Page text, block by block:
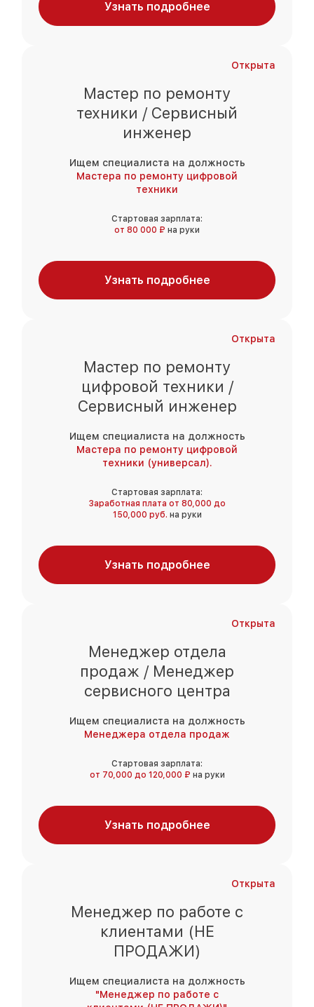
Узнать подробнее
Открыта
Мастер по ремонту
техники / Сервисный
инженер
Ищем специалиста на должность
Мастера по ремонту цифровой
техники
Стартовая зарплата:
от 80 000 ₽ на руки
Узнать подробнее
Открыта
Мастер по ремонту
цифровой техники /
Сервисный инженер
Ищем специалиста на должность
Мастера по ремонту цифровой
техники (универсал).
Стартовая зарплата:
Заработная плата от 80,000 до
150,000 руб. на руки
Узнать подробнее
Открыта
Менеджер отдела
продаж / Менеджер
сервисного центра
Ищем специалиста на должность
Менеджера отдела продаж
Стартовая зарплата:
от 70,000 до 120,000 ₽ на руки
Узнать подробнее
Открыта
Менеджер по работе с
клиентами (НЕ
ПРОДАЖИ)
Ищем специалиста на должность
"Менеджер по работе с